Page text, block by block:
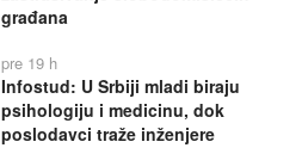
građana
pre 19 h
Infostud: U Srbiji mladi biraju
psihologiju i medicinu, dok
poslodavci traže inženjere